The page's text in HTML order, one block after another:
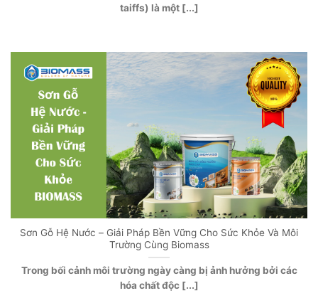
taiffs) là một [...]
Sơn Gỗ Hệ Nước – Giải Pháp Bền Vững Cho Sức Khỏe Và Môi
Trường Cùng Biomass
Trong bối cảnh môi trường ngày càng bị ảnh hưởng bởi các
hóa chất độc [...]